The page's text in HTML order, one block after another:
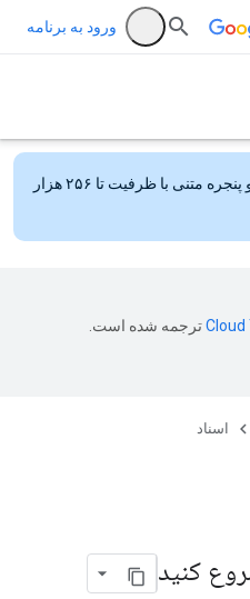
ورود به برنامه
با ورودی متن، صدا و تصویر و پنجره متنی با ظرفیت تا ۲۵۶ هزار
ترجمه شده است.
اسناد